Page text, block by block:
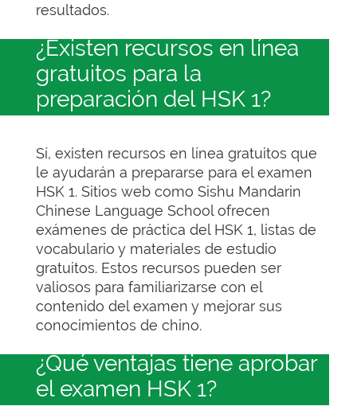
resultados.
¿Existen recursos en línea
gratuitos para la
preparación del HSK 1?
Sí, existen recursos en línea gratuitos que
le ayudarán a prepararse para el examen
HSK 1. Sitios web como Sishu Mandarin
Chinese Language School ofrecen
exámenes de práctica del HSK 1, listas de
vocabulario y materiales de estudio
gratuitos. Estos recursos pueden ser
valiosos para familiarizarse con el
contenido del examen y mejorar sus
conocimientos de chino.
¿Qué ventajas tiene aprobar
el examen HSK 1?